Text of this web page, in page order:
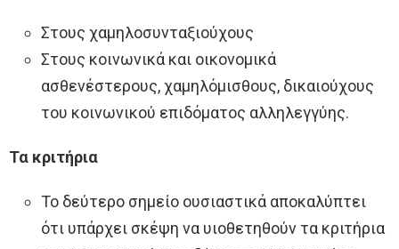
Στους χαμηλοσυνταξιούχους
Στους κοινωνικά και οικονομικά
ασθενέστερους, χαμηλόμισθους, δικαιούχους
του κοινωνικού επιδόματος αλληλεγγύης.
Τα κριτήρια
Το δεύτερο σημείο ουσιαστικά αποκαλύπτει
ότι υπάρχει σκέψη να υιοθετηθούν τα κριτήρια